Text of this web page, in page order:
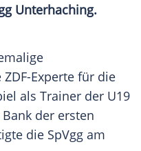
Unterhaching.
Experte für die
als Trainer der U19
der ersten
die SpVgg am